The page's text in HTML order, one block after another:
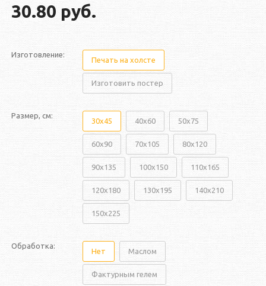
30.80 руб.
Изготовление:
Печать на холсте
Изготовить постер
Размер, см:
30x45 40x60 50x75
60x90 70x105 80x120
90x135 100x150 110x165
120x180 130x195 140x210
150x225
Обработка:
Нет Маслом
Фактурным гелем